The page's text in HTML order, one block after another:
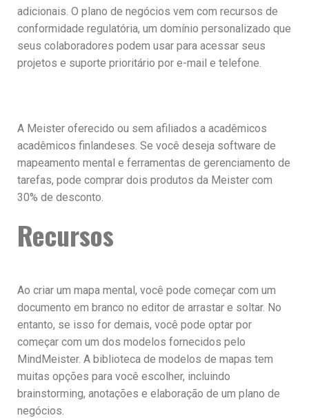
adicionais. O plano de negócios vem com recursos de
conformidade regulatória, um domínio personalizado que
seus colaboradores podem usar para acessar seus
projetos e suporte prioritário por e-mail e telefone.
A Meister oferecido ou sem afiliados a acadêmicos
acadêmicos finlandeses. Se você deseja software de
mapeamento mental e ferramentas de gerenciamento de
tarefas, pode comprar dois produtos da Meister com
30% de desconto.
Recursos
Ao criar um mapa mental, você pode começar com um
documento em branco no editor de arrastar e soltar. No
entanto, se isso for demais, você pode optar por
começar com um dos modelos fornecidos pelo
MindMeister. A biblioteca de modelos de mapas tem
muitas opções para você escolher, incluindo
brainstorming, anotações e elaboração de um plano de
negócios.